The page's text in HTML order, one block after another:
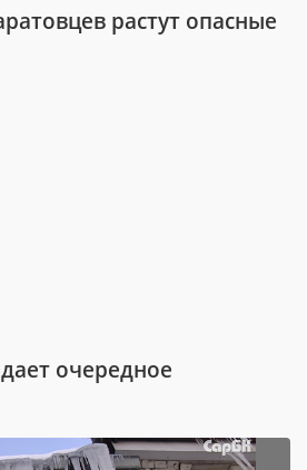
растут опасные
очередное